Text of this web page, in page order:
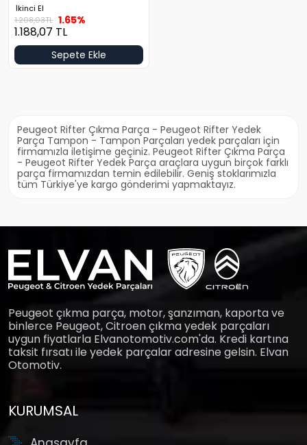
İkinci El
1.208,03TL 1.65%
1.188,07 TL
Sepete Ekle
Peugeot Rifter Çıkma Parça - Peugeot Rifter Yedek
Parça Tampon - Tampon Parçaları yedek parçaları için
firmamızla iletişime geçiniz. Peugeot Rifter Çıkma Parça
- Peugeot Rifter Yedek Parça araçlara uygun birçok farklı
parça firmamızdan temin edilebilir. Geniş stoklarımızla
tüm Türkiye'ye kargo gönderimi yapmaktayız.
Peugeot çıkma parça, motor, şanzıman, kaporta ve
binlerce Peugeot, Citroen çıkma yedek parçaları
uygun fiyatlarla Elvanotomotiv.com'da. Kredi kartına
taksit fırsatı ile yedek parçalar adresine gelsin. Elvan
Otomotiv.
KURUMSAL